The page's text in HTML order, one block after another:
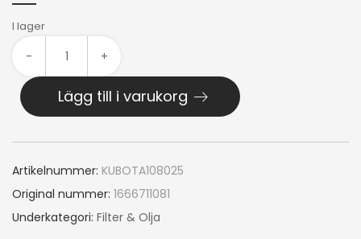
I lager
- +
Lägg till i varukorg
Artikelnummer: KUBOTA108025
Original nummer: 1666711081
Underkategori: Filter & Olja